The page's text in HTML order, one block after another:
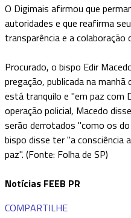
O Digimais afirmou que
autoridades e que reafirma
transparência e a colaboração
Procurado, o bispo Edir
pregação, publicada na
está tranquilo e "em paz com
operação policial, Macedo
serão derrotados "como os
bispo disse ter "a consciência
paz". (Fonte: Folha de SP)
Notícias FEEB PR
COMPARTILHE